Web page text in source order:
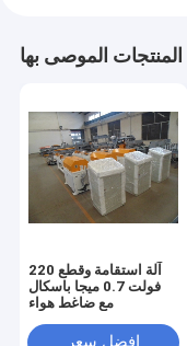
المنتجات الموصى بها
آلة استقامة وقطع 220
فولت 0.7 ميجا باسكال
مع ضاغط هواء